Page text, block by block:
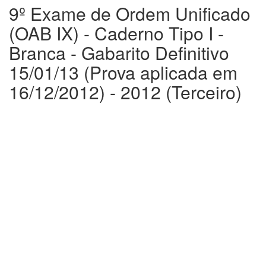
9º Exame de Ordem Unificado
(OAB IX) - Caderno Tipo I -
Branca - Gabarito Definitivo
15/01/13 (Prova aplicada em
16/12/2012) - 2012 (Terceiro)